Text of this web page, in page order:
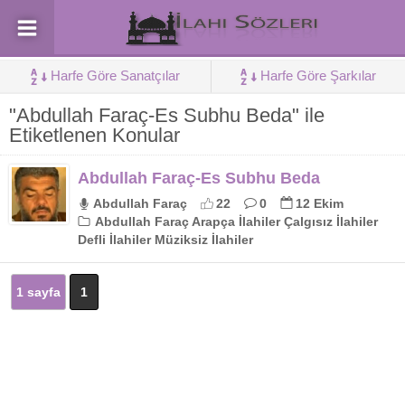
Harfe Göre Sanatçılar Harfe Göre Şarkılar
"Abdullah Faraç-Es Subhu Beda" ile
Etiketlenen Konular
Abdullah Faraç-Es Subhu Beda
Abdullah Faraç 22 0
12 Ekim
Abdullah Faraç Arapça İlahiler Çalgısız İlahiler
Defli İlahiler Müziksiz İlahiler
1 sayfa 1